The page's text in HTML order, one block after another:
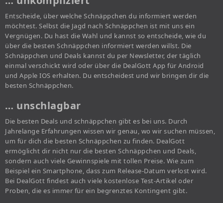
Entscheide, über welche Schnäppchen du informiert werden
möchtest. Selbst die Jagd nach Schnäppchen ist mit uns ein
Vergnügen. Du hast die Wahl und kannst so entscheide, wie du
über die besten Schnäppchen informiert werden willst. Die
Schnäppchen und Deals kannst du per Newsletter, der täglich
einmal verschickt wird oder über die DealGott App für Android
und Apple IOS erhalten. Du entscheidest und wir bringen dir die
besten Schnäppchen.
… unschlagbar
Die besten Deals und schnäppchen gibt es bei uns. Durch
Jahrelange Erfahrungen wissen wir genau, wo wir suchen müssen,
um für dich die besten Schnäppchen zu finden. DealGott
ermöglicht dir nicht nur die besten Schnäppchen und Deals,
sondern auch viele Gewinnspiele mit tollen Preise. Wie zum
Beispiel ein Smartphone, dass zum Release-Datum verlost wird.
Bei DealGott findest auch viele kostenlose Test-Artikel oder
Proben, die es immer für ein begrenztes Kontingent gibt.